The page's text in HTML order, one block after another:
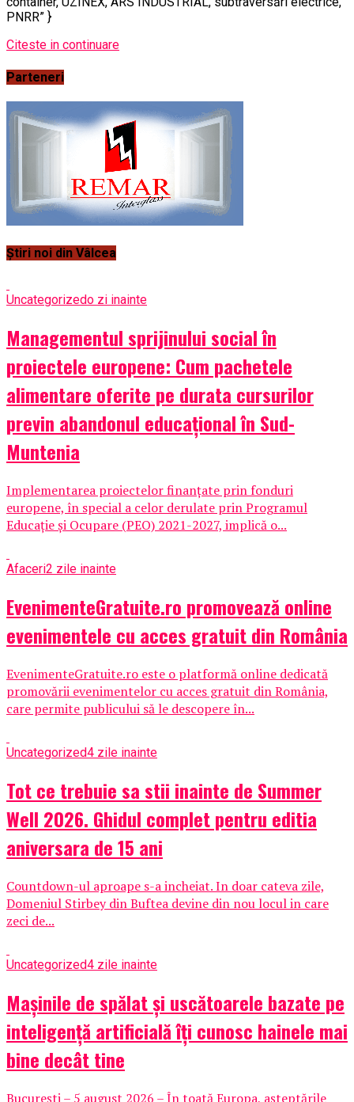
PNRR” }
Citeste in continuare
Parteneri
Știri noi din Vâlcea
Uncategorizedo zi inainte
Managementul sprijinului social în
proiectele europene: Cum pachetele
alimentare oferite pe durata cursurilor
previn abandonul educațional în Sud-
Muntenia
Implementarea proiectelor finanțate prin fonduri
europene, în special a celor derulate prin Programul
Educație și Ocupare (PEO) 2021-2027, implică o...
Afaceri2 zile inainte
EvenimenteGratuite.ro promovează online
evenimentele cu acces gratuit din România
EvenimenteGratuite.ro este o platformă online dedicată
promovării evenimentelor cu acces gratuit din România,
care permite publicului să le descopere în...
Uncategorized4 zile inainte
Tot ce trebuie sa stii inainte de Summer
Well 2026. Ghidul complet pentru editia
aniversara de 15 ani
Countdown-ul aproape s-a incheiat. In doar cateva zile,
Domeniul Stirbey din Buftea devine din nou locul in care
zeci de...
Uncategorized4 zile inainte
Mașinile de spălat și uscătoarele bazate pe
inteligență artificială îți cunosc hainele mai
bine decât tine
București – 5 august 2026 – În toată Europa, așteptările